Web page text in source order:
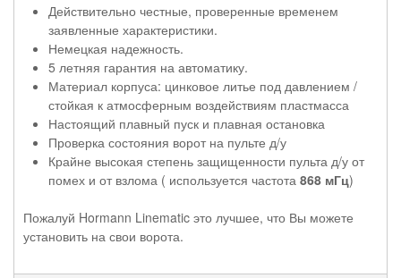
Действительно честные, проверенные временем
заявленные характеристики.
Немецкая надежность.
5 летняя гарантия на автоматику.
Материал корпуса: цинковое литье под давлением /
стойкая к атмосферным воздействиям пластмасса
Настоящий плавный пуск и плавная остановка
Проверка состояния ворот на пульте д/у
Крайне высокая степень защищенности пульта д/у от
помех и от взлома ( используется частота 868 мГц)
Пожалуй Hormann Linematic это лучшее, что Вы можете
установить на свои ворота.